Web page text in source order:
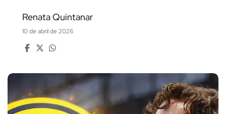
Renata Quintanar
10 de abril de 2026